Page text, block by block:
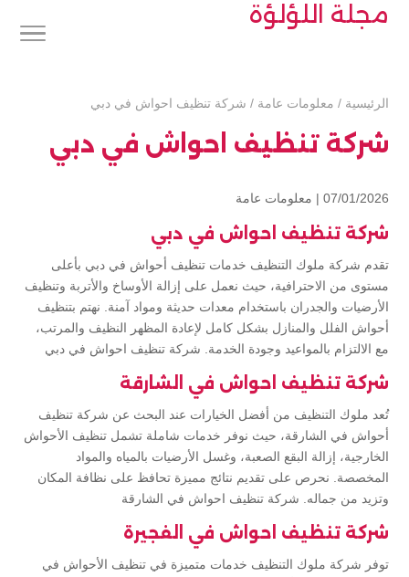
مجلة اللؤلؤة
الرئيسية / معلومات عامة / شركة تنظيف احواش في دبي
شركة تنظيف احواش في دبي
07/01/2026 | معلومات عامة
شركة تنظيف احواش في دبي
تقدم شركة ملوك التنظيف خدمات تنظيف أحواش في دبي بأعلى
مستوى من الاحترافية، حيث نعمل على إزالة الأوساخ والأتربة وتنظيف
الأرضيات والجدران باستخدام معدات حديثة ومواد آمنة. نهتم بتنظيف
أحواش الفلل والمنازل بشكل كامل لإعادة المظهر النظيف والمرتب،
مع الالتزام بالمواعيد وجودة الخدمة. شركة تنظيف احواش في دبي
شركة تنظيف احواش في الشارقة
تُعد ملوك التنظيف من أفضل الخيارات عند البحث عن شركة تنظيف
أحواش في الشارقة، حيث نوفر خدمات شاملة تشمل تنظيف الأحواش
الخارجية، إزالة البقع الصعبة، وغسل الأرضيات بالمياه والمواد
المخصصة. نحرص على تقديم نتائج مميزة تحافظ على نظافة المكان
وتزيد من جماله. شركة تنظيف احواش في الشارقة
شركة تنظيف احواش في الفجيرة
توفر شركة ملوك التنظيف خدمات متميزة في تنظيف الأحواش في